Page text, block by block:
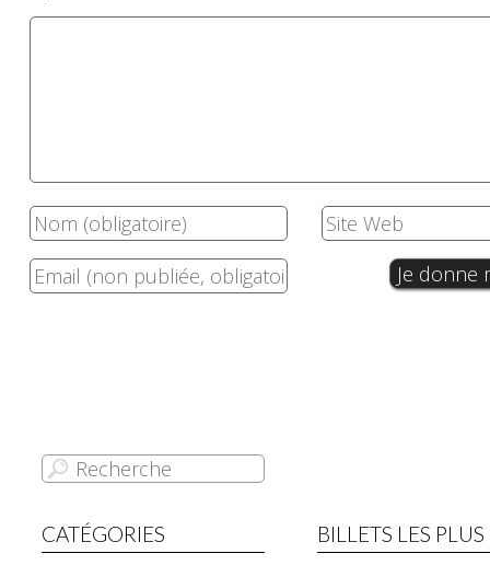
CATÉGORIES BILLETS LES